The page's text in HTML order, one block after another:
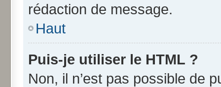
rédaction de message.
Haut
Puis-je utiliser le HTML ?
Non, il n’est pas possible de